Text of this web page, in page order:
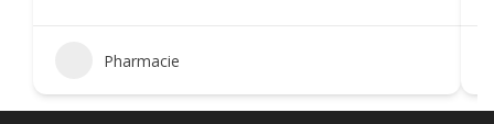
Pharmacie